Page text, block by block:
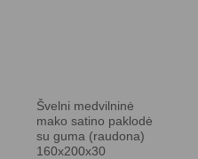
Švelni medvilninė
mako satino paklodė
su guma (raudona)
160x200x30